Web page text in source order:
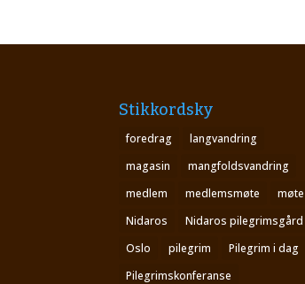
Stikkordsky
foredrag
langvandring
magasin
mangfoldsvandring
medlem
medlemsmøte
møte
Nidaros
Nidaros pilegrimsgård
Oslo
pilegrim
Pilegrim i dag
Pilegrimskonferanse